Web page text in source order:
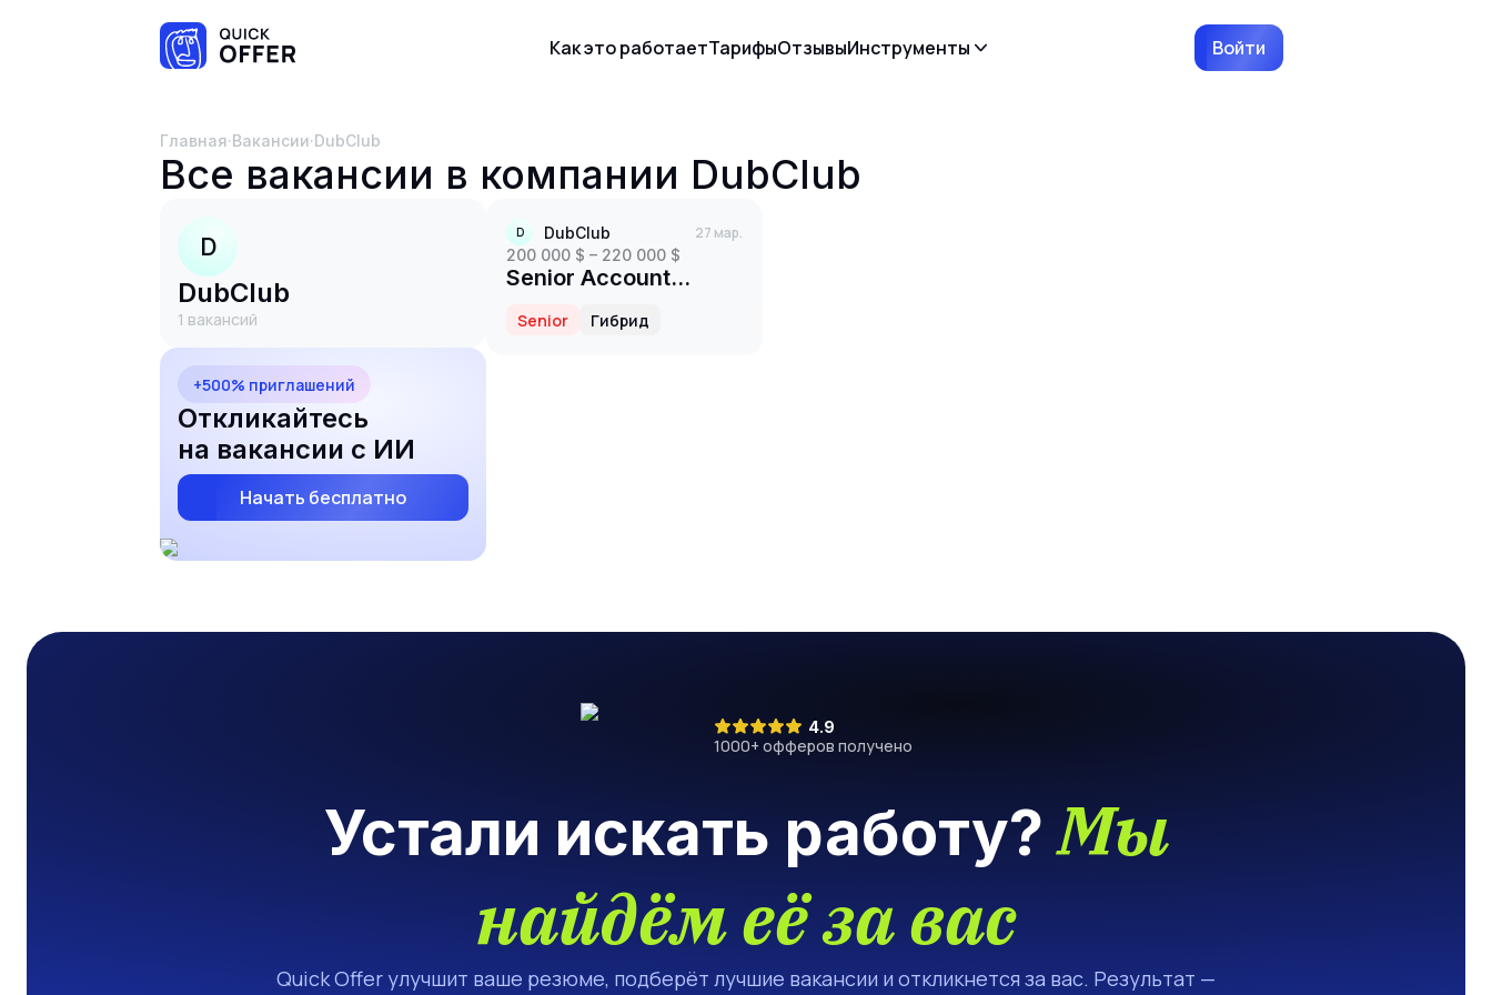
Как это работаетТарифыОтзывыИнструменты Войти
Главная·Вакансии· DubClub
Все вакансии в компании DubClub
D
DubClub
1 вакансий
+500% приглашений
Откликайтесь
на вакансии с ИИ
Начать бесплатно
D DubClub
27 мар.
200 000 $ – 220 000 $
Senior Account
Partnerships)
Senior Гибрид
4.9
1000+ офферов получено
Устали искать работу?Мы
найдём её за вас
Quick Offer улучшит ваше резюме, подберёт лучшие вакансии и откликнется за вас. Результат —